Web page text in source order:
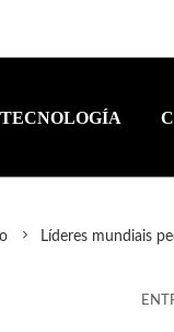
TECNOLOGÍA
Líderes mundiais